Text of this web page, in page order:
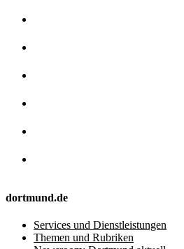
dortmund.de
Services und Dienstleistungen
Themen und Rubriken